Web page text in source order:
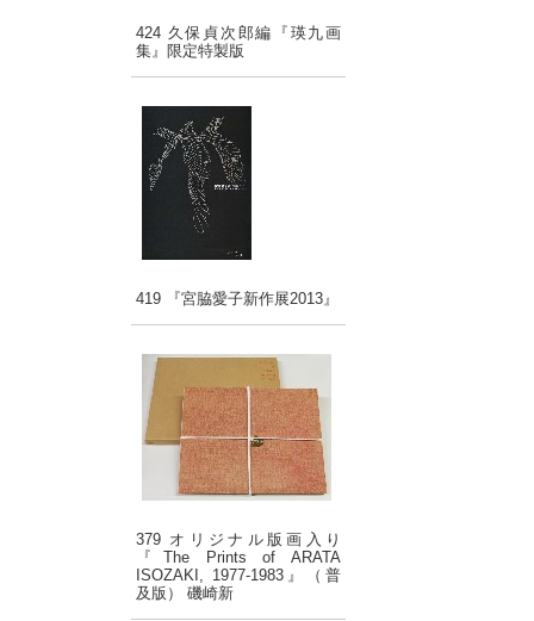
424 久保貞次郎編『瑛九画
集』限定特製版
419 『宮脇愛子新作展2013』
379 オリジナル版画入り
『The Prints of ARATA
ISOZAKI, 1977-1983』（普
及版） 磯崎新